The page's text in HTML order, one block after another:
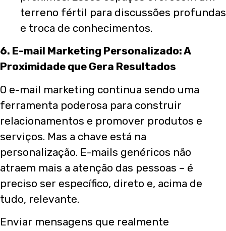
terreno fértil para discussões profundas
e troca de conhecimentos.
6. E-mail Marketing Personalizado: A
Proximidade que Gera Resultados
O e-mail marketing continua sendo uma
ferramenta poderosa para construir
relacionamentos e promover produtos e
serviços. Mas a chave está na
personalização. E-mails genéricos não
atraem mais a atenção das pessoas – é
preciso ser específico, direto e, acima de
tudo, relevante.
Enviar mensagens que realmente